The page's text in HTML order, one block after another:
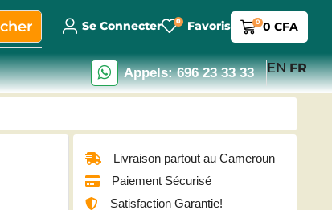
Se Connecter 0 Favoris 0 0 CFA
Appels: 696 23 33 33 EN FR
Livraison partout au Cameroun
Paiement Sécurisé
Satisfaction Garantie!